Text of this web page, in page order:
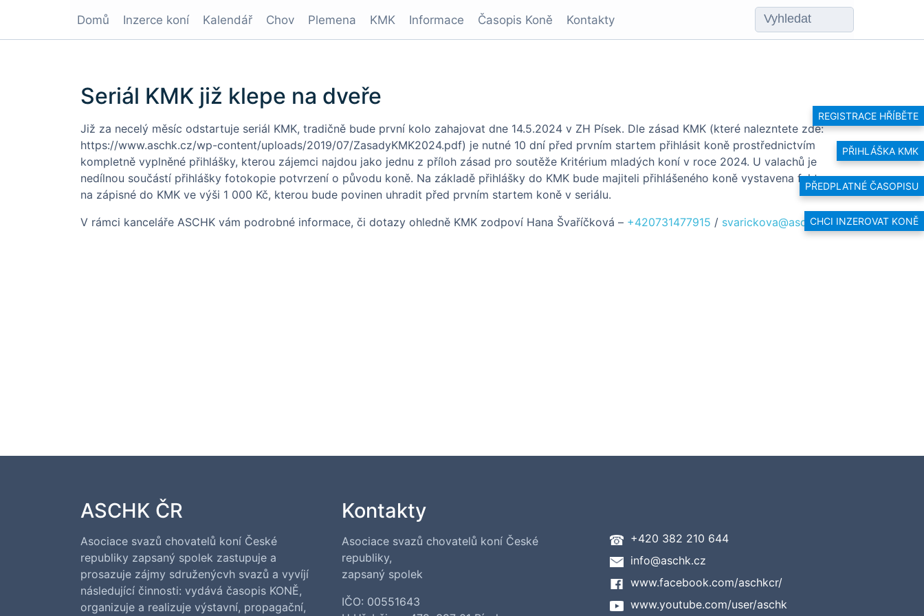
REGISTRACE HŘÍBĚTE
PŘIHLÁŠKA KMK
PŘEDPLATNÉ ČASOPISU
CHCI INZEROVAT KONĚ
Domů Inzerce koní Kalendář Chov Plemena KMK Informace Časopis Koně Kontakty
Seriál KMK již klepe na dveře
Již za necelý měsíc odstartuje seriál KMK, tradičně bude první kolo zahajovat dne 14.5.2024 v ZH Písek. Dle zásad KMK (které nalezntete zde:
https://www.aschk.cz/wp-content/uploads/2019/07/ZasadyKMK2024.pdf) je nutné 10 dní před prvním startem přihlásit koně prostřednictvím
kompletně vyplněné přihlášky, kterou zájemci najdou jako jednu z příloh zásad pro soutěže Kritérium mladých koní v roce 2024. U valachů je
nedílnou součástí přihlášky fotokopie potvrzení o původu koně. Na základě přihlášky do KMK bude majiteli přihlášeného koně vystavena faktura
na zápisné do KMK ve výši 1 000 Kč, kterou bude povinen uhradit před prvním startem koně v seriálu.
V rámci kanceláře ASCHK vám podrobné informace, či dotazy ohledně KMK zodpoví Hana Švaříčková – +420731477915 / svarickova@aschk.cz
ASCHK ČR
Asociace svazů chovatelů koní České
republiky zapsaný spolek zastupuje a
prosazuje zájmy sdruženýcvh svazů a vyvíjí
následující činnosti: vydává časopis KONĚ,
organizuje a realizuje výstavní, propagační,
Kontakty
Asociace svazů chovatelů koní České
republiky,
zapsaný spolek
IČO: 00551643
+420 382 210 644
info@aschk.cz
www.facebook.com/aschkcr/
www.youtube.com/user/aschk